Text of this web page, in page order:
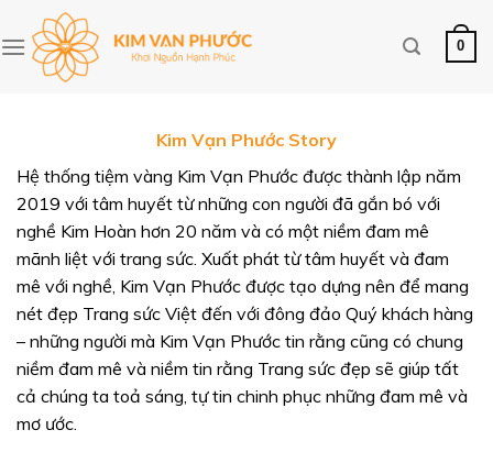
to
content
0
Kim Vạn Phước Story
Hệ thống tiệm vàng Kim Vạn Phước được thành lập năm
2019 với tâm huyết từ những con người đã gắn bó với
nghề Kim Hoàn hơn 20 năm và có một niềm đam mê
mãnh liệt với trang sức. Xuất phát từ tâm huyết và đam
mê với nghề, Kim Vạn Phước được tạo dựng nên để mang
nét đẹp Trang sức Việt đến với đông đảo Quý khách hàng
– những người mà Kim Vạn Phước tin rằng cũng có chung
niềm đam mê và niềm tin rằng Trang sức đẹp sẽ giúp tất
cả chúng ta toả sáng, tự tin chinh phục những đam mê và
mơ ước.